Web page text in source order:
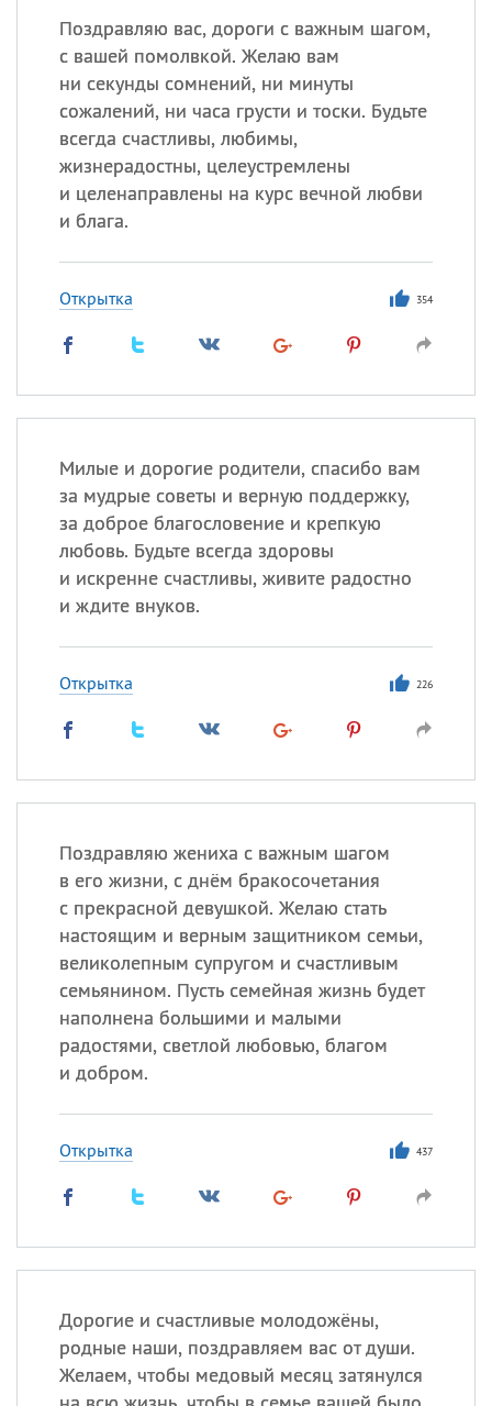
Поздравляю вас, дороги с важным шагом,
с вашей помолвкой. Желаю вам
ни секунды сомнений, ни минуты
сожалений, ни часа грусти и тоски. Будьте
всегда счастливы, любимы,
жизнерадостны, целеустремлены
и целенаправлены на курс вечной любви
и блага.
Открытка 354
Милые и дорогие родители, спасибо вам
за мудрые советы и верную поддержку,
за доброе благословение и крепкую
любовь. Будьте всегда здоровы
и искренне счастливы, живите радостно
и ждите внуков.
Открытка 226
Поздравляю жениха с важным шагом
в его жизни, с днём бракосочетания
с прекрасной девушкой. Желаю стать
настоящим и верным защитником семьи,
великолепным супругом и счастливым
семьянином. Пусть семейная жизнь будет
наполнена большими и малыми
радостями, светлой любовью, благом
и добром.
Открытка 437
Дорогие и счастливые молодожёны,
родные наши, поздравляем вас от души.
Желаем, чтобы медовый месяц затянулся